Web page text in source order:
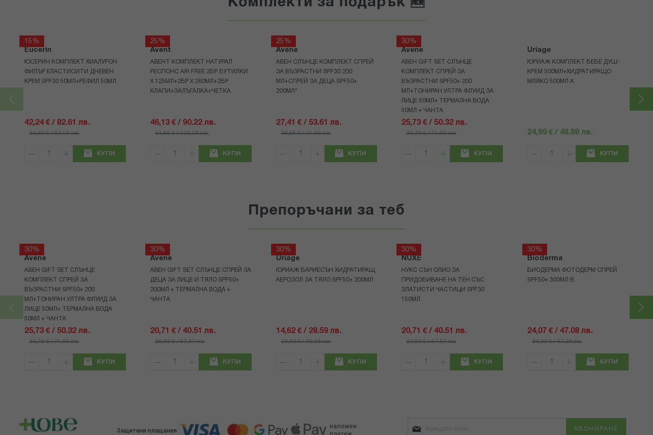
Комплекти за подарък 🆕
15%
Eucerin
ЮСЕРИН КОМПЛЕКТ ХИАЛУРОН
ФИЛЪР ЕЛАСТИСИТИ ДНЕВЕН
КРЕМ SPF30 50МЛ+РЕФИЛ 50МЛ
42,24 € / 82.61 лв.
49,69 € / 97.19 лв.
КУПИ
25%
Avent
АВЕНТ КОМПЛЕКТ НАТУРАЛ
РЕСПОНС AIR FREE 2БР БУТИЛКИ
Х 125МЛ+2БР Х 260МЛ+2БР
КЛАПИ+ЗАЛЪГАЛКА+ЧЕТКА
46,13 € / 90.22 лв.
61,50 € / 120.28 лв.
КУПИ
25%
Avene
АВЕН СЛЪНЦЕ КОМПЛЕКТ СПРЕЙ
ЗА ВЪЗРАСТНИ SPF30 200
МЛ+СПРЕЙ ЗА ДЕЦА SPF50+
200МЛ*
27,41 € / 53.61 лв.
36,55 € / 71.49 лв.
КУПИ
30%
Avene
АВЕН GIFT SET СЛЪНЦЕ
КОМПЛЕКТ СПРЕЙ ЗА
ВЪЗРАСТНИ SPF50+ 200
МЛ+ТОНИРАН УЛТРА ФЛУИД ЗА
ЛИЦЕ 50МЛ+ ТЕРМАЛНА ВОДА
50МЛ + ЧАНТА
25,73 € / 50.32 лв.
36,76 € / 71.90 лв.
КУПИ
Uriage
ЮРИАЖ КОМПЛЕКТ БЕБЕ ДУШ-
КРЕМ 500МЛ+ХИДРАТИРАЩО
МЛЯКО 500МЛ A
24,99 € / 48.88 лв.
КУПИ
Препоръчани за теб
30%
Avene
АВЕН GIFT SET СЛЪНЦЕ
КОМПЛЕКТ СПРЕЙ ЗА
ВЪЗРАСТНИ SPF50+ 200
МЛ+ТОНИРАН УЛТРА ФЛУИД ЗА
ЛИЦЕ 50МЛ+ ТЕРМАЛНА ВОДА
50МЛ + ЧАНТА
25,73 € / 50.32 лв.
36,76 € / 71.90 лв.
КУПИ
30%
Avene
АВЕН GIFT SET СЛЪНЦЕ СПРЕЙ ЗА
ДЕЦА ЗА ЛИЦЕ И ТЯЛО SPF50+
200МЛ + ТЕРМАЛНА ВОДА +
ЧАНТА
20,71 € / 40.51 лв.
29,59 € / 57.87 лв.
КУПИ
30%
Uriage
ЮРИАЖ БАРИЕСЪН ХИДРАТИРАЩ
АЕРОЗОЛ ЗА ТЯЛО SPF50+ 200МЛ
14,62 € / 28.59 лв.
20,89 € / 40.86 лв.
КУПИ
30%
NUXE
НУКС СЪН ОЛИО ЗА
ПРИДОБИВАНЕ НА ТЕН СЪС
ЗЛАТИСТИ ЧАСТИЦИ SPF30
150МЛ
20,71 € / 40.51 лв.
29,59 € / 57.87 лв.
КУПИ
30%
Bioderma
БИОДЕРМА ФОТОДЕРМ СПРЕЙ
SPF50+ 300МЛ В
24,07 € / 47.08 лв.
34,39 € / 67.26 лв.
КУПИ
Защитени плащания АБОНИРАНЕ